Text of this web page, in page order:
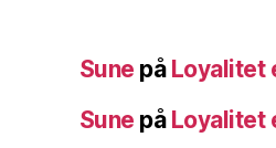
Sune på Loyalitet
Sune på Loyalitet